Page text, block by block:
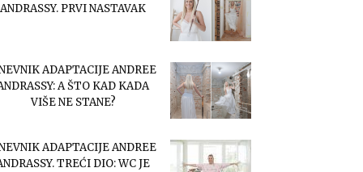
ANDRASSY. PRVI NASTAVAK
ADAPTACIJE ANDREE
A ŠTO KAD KADA
VIŠE NE STANE?
ADAPTACIJE ANDREE
TREĆI DIO: WC JE